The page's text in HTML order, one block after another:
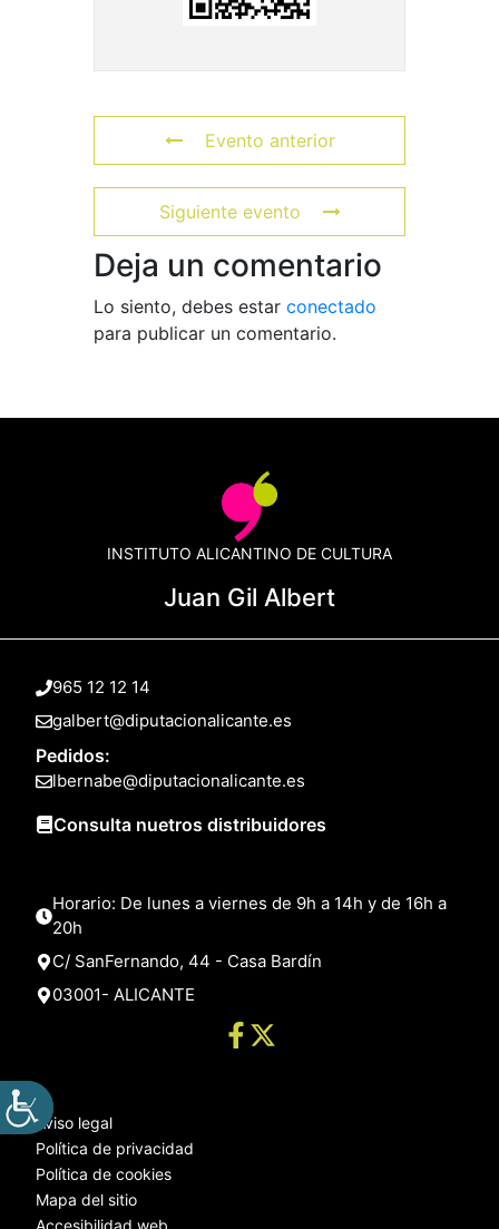
Evento anterior
Siguiente evento
Deja un comentario
Lo siento, debes estar conectado
para publicar un comentario.
INSTITUTO ALICANTINO DE CULTURA
Juan Gil Albert
965 12 12 14
galbert@diputacionalicante.es
Pedidos:
lbernabe@diputacionalicante.es
Consulta nuetros distribuidores
Horario: De lunes a viernes de 9h a 14h y de 16h a
20h
C/ SanFernando, 44 - Casa Bardín
03001- ALICANTE
Aviso legal
Política de privacidad
Política de cookies
Mapa del sitio